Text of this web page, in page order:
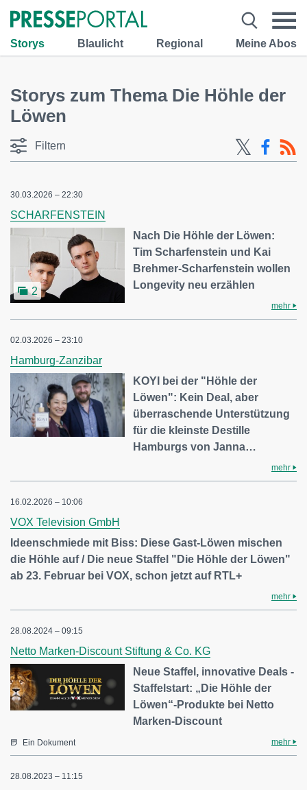
Storys Blaulicht Regional Meine Abos
Storys zum Thema Die Höhle der
Löwen
Filtern
30.03.2026 – 22:30
SCHARFENSTEIN
2
Nach Die Höhle der Löwen:
Tim Scharfenstein und Kai
Brehmer-Scharfenstein wollen
Longevity neu erzählen
mehr
02.03.2026 – 23:10
Hamburg-Zanzibar
KOYI bei der "Höhle der
Löwen": Kein Deal, aber
überraschende Unterstützung
für die kleinste Destille
Hamburgs von Janna…
mehr
16.02.2026 – 10:06
VOX Television GmbH
Ideenschmiede mit Biss: Diese Gast-Löwen mischen
die Höhle auf / Die neue Staffel "Die Höhle der Löwen"
ab 23. Februar bei VOX, schon jetzt auf RTL+
mehr
28.08.2024 – 09:15
Netto Marken-Discount Stiftung & Co. KG
Neue Staffel, innovative Deals -
Staffelstart: „Die Höhle der
Löwen“-Produkte bei Netto
Marken-Discount
Ein Dokument mehr
28.08.2023 – 11:15